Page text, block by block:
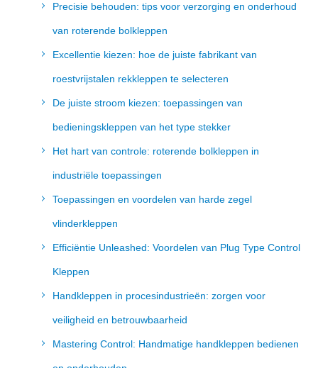
Precisie behouden: tips voor verzorging en onderhoud
van roterende bolkleppen
Excellentie kiezen: hoe de juiste fabrikant van
roestvrijstalen rekkleppen te selecteren
De juiste stroom kiezen: toepassingen van
bedieningskleppen van het type stekker
Het hart van controle: roterende bolkleppen in
industriële toepassingen
Toepassingen en voordelen van harde zegel
vlinderkleppen
Efficiëntie Unleashed: Voordelen van Plug Type Control
Kleppen
Handkleppen in procesindustrieën: zorgen voor
veiligheid en betrouwbaarheid
Mastering Control: Handmatige handkleppen bedienen